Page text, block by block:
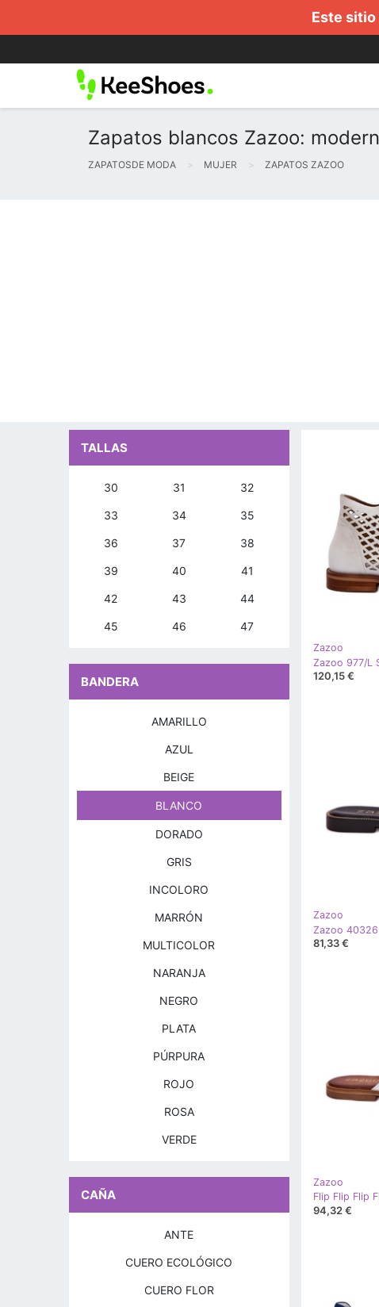
Este
Zapatos blancos Zazoo:
ZAPATOSDE MODA MUJER ZAPATOS ZAZOO
Zazoo
120,15 €
Zazoo
81,33 €
Zazoo
Flip Flip Flip
94,32 €
TALLAS
30 31 32
33 34 35
36 37 38
39 40 41
42 43 44
45 46 47
BANDERA
AMARILLO
AZUL
BEIGE
BLANCO
DORADO
GRIS
INCOLORO
MARRÓN
MULTICOLOR
NARANJA
NEGRO
PLATA
PÚRPURA
ROJO
ROSA
VERDE
CAÑA
ANTE
CUERO ECOLÓGICO
CUERO FLOR